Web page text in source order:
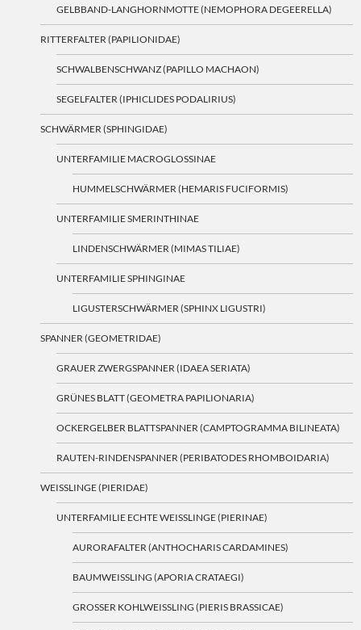
GELBBAND-LANGHORNMOTTE (NEMOPHORA DEGEERELLA)
RITTERFALTER (PAPILIONIDAE)
SCHWALBENSCHWANZ (PAPILLO MACHAON)
SEGELFALTER (IPHICLIDES PODALIRIUS)
SCHWÄRMER (SPHINGIDAE)
UNTERFAMILIE MACROGLOSSINAE
HUMMELSCHWÄRMER (HEMARIS FUCIFORMIS)
UNTERFAMILIE SMERINTHINAE
LINDENSCHWÄRMER (MIMAS TILIAE)
UNTERFAMILIE SPHINGINAE
LIGUSTERSCHWÄRMER (SPHINX LIGUSTRI)
SPANNER (GEOMETRIDAE)
GRAUER ZWERGSPANNER (IDAEA SERIATA)
GRÜNES BLATT (GEOMETRA PAPILIONARIA)
OCKERGELBER BLATTSPANNER (CAMPTOGRAMMA BILINEATA)
RAUTEN-RINDENSPANNER (PERIBATODES RHOMBOIDARIA)
WEISSLINGE (PIERIDAE)
UNTERFAMILIE ECHTE WEISSLINGE (PIERINAE)
AURORAFALTER (ANTHOCHARIS CARDAMINES)
BAUMWEISSLING (APORIA CRATAEGI)
GROSSER KOHLWEISSLING (PIERIS BRASSICAE)